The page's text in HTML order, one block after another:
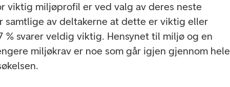
viktig miljøprofil er ved valg av deres neste
samtlige av deltakerne at dette er viktig eller
svarer veldig viktig. Hensynet til miljø og en
miljøkrav er noe som går igjen gjennom hele